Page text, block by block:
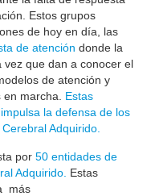
Estos grupos
de hoy en día, las
de atención donde la
que dan a conocer el
de atención y
marcha. Estas
la defensa de los
Adquirido.
por 50 entidades de
Adquirido. Estas
más